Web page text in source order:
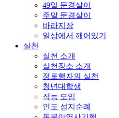
49일 문경살이
주말 문경살이
바라지장
일상에서 깨어있기
실천
실천 소개
실천장소 소개
정토행자의 실천
청년대학생
직능 모임
인도 성지순례